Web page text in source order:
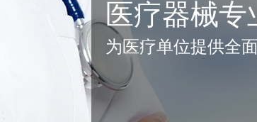
医疗器械专
为医疗单位提供全